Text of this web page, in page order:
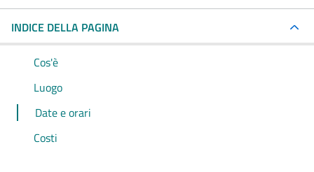
INDICE DELLA PAGINA
Cos'è
Luogo
Date e orari
Costi